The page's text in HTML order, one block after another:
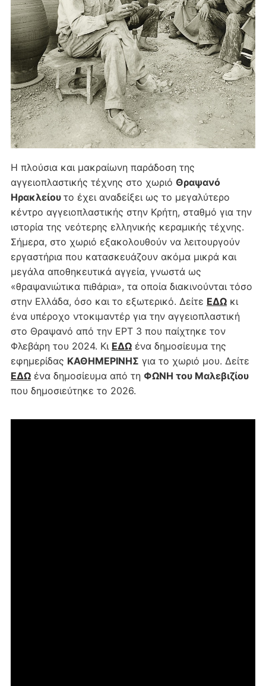
Η πλούσια και μακραίωνη παράδοση της
αγγειοπλαστικής τέχνης στο χωριό Θραψανό
Ηρακλείου το έχει αναδείξει ως το μεγαλύτερο
κέντρο αγγειοπλαστικής στην Κρήτη, σταθμό για την
ιστορία της νεότερης ελληνικής κεραμικής τέχνης.
Σήμερα, στο χωριό εξακολουθούν να λειτουργούν
εργαστήρια που κατασκευάζουν ακόμα μικρά και
μεγάλα αποθηκευτικά αγγεία, γνωστά ως
«θραψανιώτικα πιθάρια», τα οποία διακινούνται τόσο
στην Ελλάδα, όσο και το εξωτερικό. Δείτε ΕΔΩκι
ένα υπέροχο ντοκιμαντέρ για την αγγειοπλαστική
στο Θραψανό από την ΕΡΤ 3 που παίχτηκε τον
Φλεβάρη του 2024. Κι ΕΔΩένα δημοσίευμα της
εφημερίδας ΚΑΘΗΜΕΡΙΝΗΣ για το χωριό μου. Δείτε
ΕΔΩένα δημοσίευμα από τη ΦΩΝΗ του Μαλεβιζίου
που δημοσιεύτηκε το 2026.